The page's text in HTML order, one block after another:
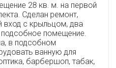
28 кв. м. на первой
Сделан ремонт,
вход с крыльцом, два
помещение.
в подсобном
ванную для
барбершоп, табак,